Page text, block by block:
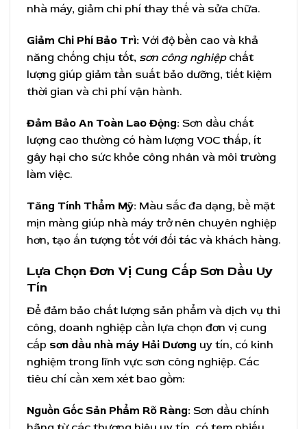
nhà máy, giảm chi phí thay thế và sửa chữa.
Giảm Chi Phí Bảo Trì: Với độ bền cao và khả
năng chống chịu tốt, sơn công nghiệpchất
lượng giúp giảm tần suất bảo dưỡng, tiết kiệm
thời gian và chi phí vận hành.
Đảm Bảo An Toàn Lao Động: Sơn dầu chất
lượng cao thường có hàm lượng VOC thấp, ít
gây hại cho sức khỏe công nhân và môi trường
làm việc.
Tăng Tính Thẩm Mỹ: Màu sắc đa dạng, bề mặt
mịn màng giúp nhà máy trở nên chuyên nghiệp
hơn, tạo ấn tượng tốt với đối tác và khách hàng.
Lựa Chọn Đơn Vị Cung Cấp Sơn Dầu Uy
Tín
Để đảm bảo chất lượng sản phẩm và dịch vụ thi
công, doanh nghiệp cần lựa chọn đơn vị cung
cấp sơn dầu nhà máy Hải Dương uy tín, có kinh
nghiệm trong lĩnh vực sơn công nghiệp. Các
tiêu chí cần xem xét bao gồm:
Nguồn Gốc Sản Phẩm Rõ Ràng: Sơn dầu chính